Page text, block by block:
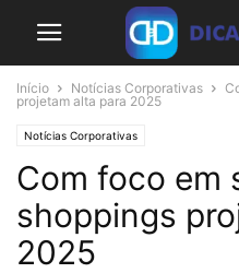
Início Notícias Corporativas
projetam alta para 2025
Notícias Corporativas
Com foco em
shoppings
2025